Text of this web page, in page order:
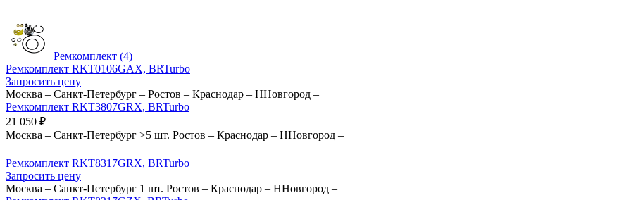
Ремкомплект (4)
Ремкомплект RKT0106GAX, BRTurbo
Запросить цену
Москва – Санкт-Петербург – Ростов – Краснодар – ННовгород –
Ремкомплект RKT3807GRX, BRTurbo
21 050 ₽
Москва – Санкт-Петербург >5 шт. Ростов – Краснодар – ННовгород –
Ремкомплект RKT8317GRX, BRTurbo
Запросить цену
Москва – Санкт-Петербург 1 шт. Ростов – Краснодар – ННовгород –